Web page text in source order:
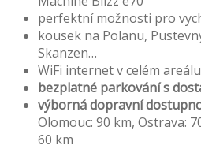
perfektní možnosti pro
kousek na Polanu,
Skanzen…
WiFi internet v celém
bezplatné parkování s
výborná dopravní
Olomouc: 90 km, Ostrava:
60 km